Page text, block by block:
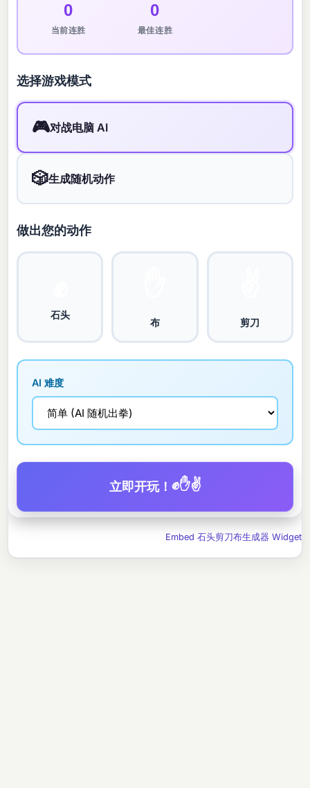
0
当前连胜
0
最佳连胜
选择游戏模式
🎮对战电脑 AI
🎲生成随机动作
做出您的动作
石头
布 剪刀
AI 难度
立即开玩！ ✊✋✌️
Embed 石头剪刀布生成器 Widget